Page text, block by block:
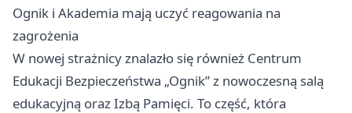
Ognik i Akademia mają uczyć reagowania na
zagrożenia
W nowej strażnicy znalazło się również Centrum
Edukacji Bezpieczeństwa „Ognik” z nowoczesną salą
edukacyjną oraz Izbą Pamięci. To część, która